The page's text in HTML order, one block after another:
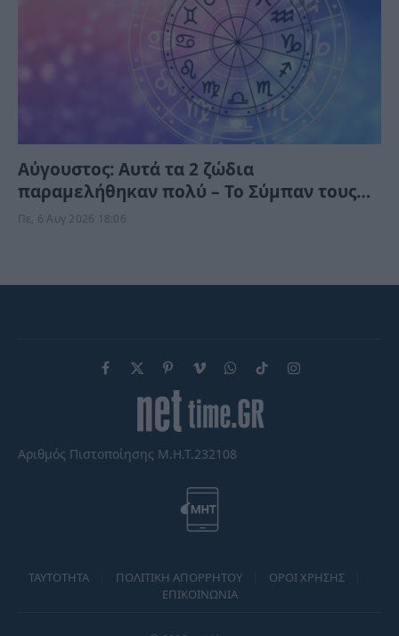
Αύγουστος: Αυτά τα 2 ζώδια
παραμελήθηκαν πολύ – Το Σύμπαν τους
δίνει τύχη το Σαββατοκύριακο
Πε, 6 Αυγ 2026 18:06
Facebook
X
(Twitter)
PinterestVimeoWhatsApp
TikTokInstagram
Αριθμός Πιστοποίησης Μ.Η.Τ.232108
TAYTOTHTA ΠΟΛΙΤΙΚΗ ΑΠΟΡΡΗΤΟΥ
ΟΡΟΙ ΧΡΗΣΗΣ
ΕΠΙΚΟΙΝΩΝΙΑ